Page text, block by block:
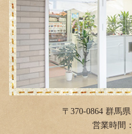
2018年
2018
2018
2018年
2018
〒370-0864 群馬
営業時間